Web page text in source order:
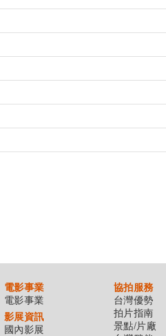
電影事業
電影事業
影展資訊
國內影展
協拍服務
台灣優勢
拍片指南
景點/片廠